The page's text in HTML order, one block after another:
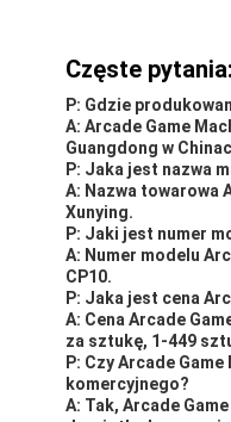
Częste pytania:
P: Gdzie
A: Arcade Game
Guangdong w
P: Jaka jest nazwa
A: Nazwa towarowa
Xunying.
P: Jaki jest numer
A: Numer modelu
CP10.
P: Jaka jest cena
A: Cena Arcade
za sztukę, 1-449
P: Czy Arcade
komercyjnego?
A: Tak, Arcade